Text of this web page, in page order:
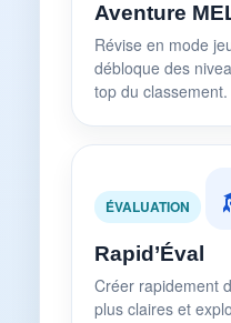
Aventure
Révise en mode
débloque des
top du classement.
ÉVALUATION
Rapid’Éval
Créer rapidement
plus claires et